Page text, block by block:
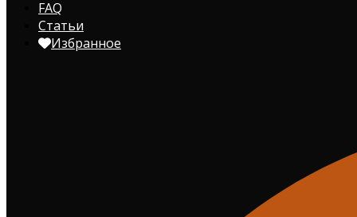
FAQ
Статьи
Избранное